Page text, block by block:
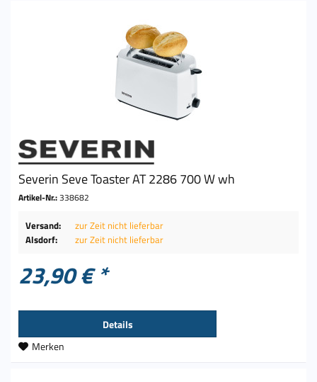
Severin Seve Toaster AT 2286 700 W wh
Artikel-Nr.:338682
Versand:
zur Zeit nicht lieferbar
Alsdorf:
zur Zeit nicht lieferbar
23,90 € *
Details
Merken